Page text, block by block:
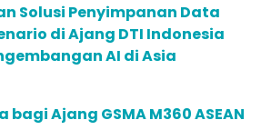
Solusi Penyimpanan Data
di Ajang DTI Indonesia
AI di Asia
Ajang GSMA M360 ASEAN